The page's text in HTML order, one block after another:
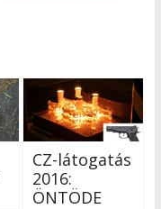
CZ-látogatás
2016:
ÖNTÖDE